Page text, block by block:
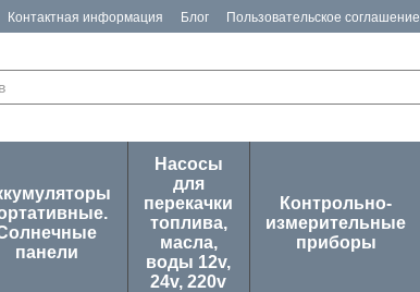
Контактная информация Блог Пользовательское соглашение
панели
Насосы
для
перекачки
топлива,
масла,
воды 12v,
24v, 220v
Контрольно-
измерительные
приборы